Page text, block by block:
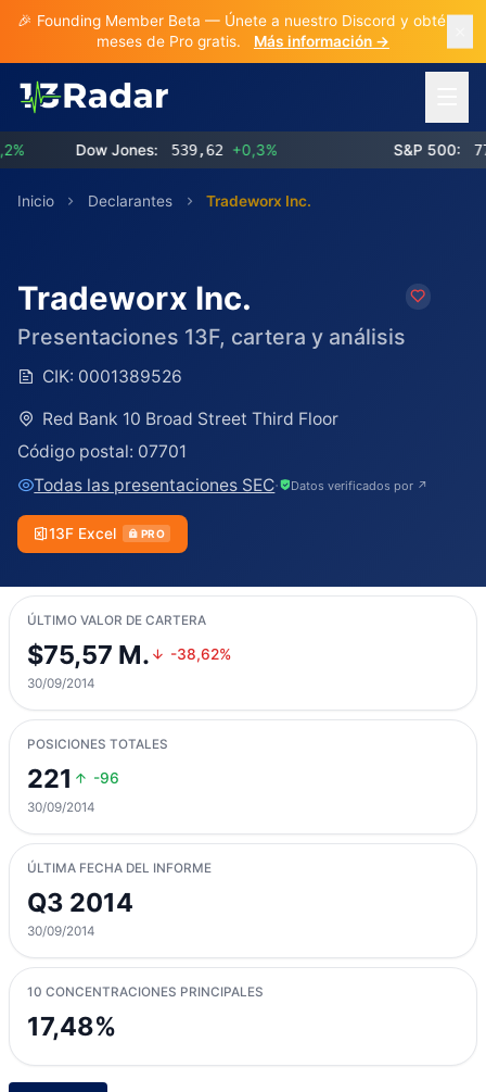
🎉 Founding Member Beta — Únete a nuestro Discord y obtén 3
meses de Pro gratis.
Más información →
Dow Jones: 539,62 +0,3% S&P 500:
Inicio Declarantes Tradeworx Inc.
Tradeworx Inc.
Presentaciones 13F, cartera y análisis
CIK: 0001389526
Red Bank 10 Broad Street Third Floor
Código postal: 07701
Todas las presentaciones SEC· Datos verificados por ↗
13F Excel PRO
ÚLTIMO VALOR DE CARTERA
$75,57 M. -38,62%
30/09/2014
POSICIONES TOTALES
221 -96
30/09/2014
ÚLTIMA FECHA DEL INFORME
Q3 2014
30/09/2014
10 CONCENTRACIONES PRINCIPALES
17,48%